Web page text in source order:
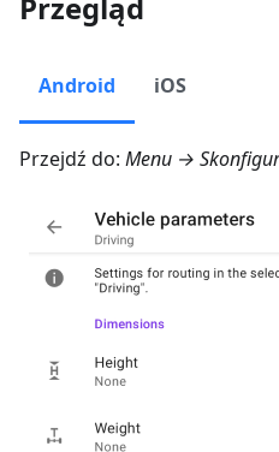
Przegląd
Android iOS
Przejdź do: Menu →